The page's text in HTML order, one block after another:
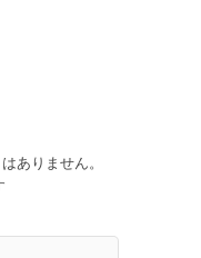
ありません。